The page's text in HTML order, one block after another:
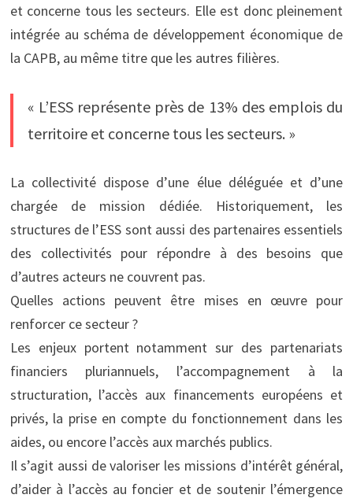
et concerne tous les secteurs. Elle est donc pleinement
intégrée au schéma de développement économique de
la CAPB, au même titre que les autres filières.
« L’ESS représente près de 13% des emplois du
territoire et concerne tous les secteurs. »
La collectivité dispose d’une élue déléguée et d’une
chargée de mission dédiée. Historiquement, les
structures de l’ESS sont aussi des partenaires essentiels
des collectivités pour répondre à des besoins que
d’autres acteurs ne couvrent pas.
Quelles actions peuvent être mises en œuvre pour
renforcer ce secteur ?
Les enjeux portent notamment sur des partenariats
financiers pluriannuels, l’accompagnement à la
structuration, l’accès aux financements européens et
privés, la prise en compte du fonctionnement dans les
aides, ou encore l’accès aux marchés publics.
Il s’agit aussi de valoriser les missions d’intérêt général,
d’aider à l’accès au foncier et de soutenir l’émergence